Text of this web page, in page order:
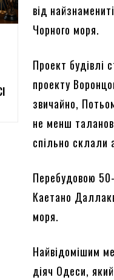
від
Чорного моря.
Проект будівлі
проекту
звичайно,
не менш
спільно склали
Перебудовою
Каетано
моря.
Найвідомішим
діяч Одеси,